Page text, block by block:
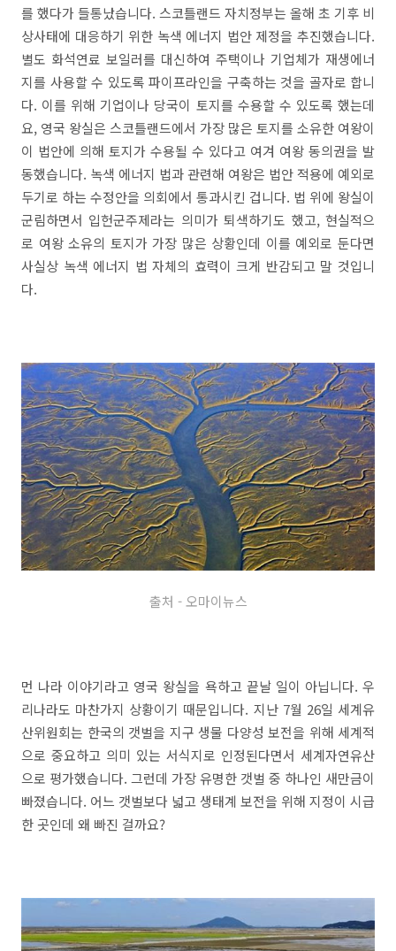
를 했다가 들통났습니다. 스코틀랜드 자치정부는 올해 초 기후 비
상사태에 대응하기 위한 녹색 에너지 법안 제정을 추진했습니다.
별도 화석연료 보일러를 대신하여 주택이나 기업체가 재생에너
지를 사용할 수 있도록 파이프라인을 구축하는 것을 골자로 합니
다. 이를 위해 기업이나 당국이 토지를 수용할 수 있도록 했는데
요, 영국 왕실은 스코틀랜드에서 가장 많은 토지를 소유한 여왕이
이 법안에 의해 토지가 수용될 수 있다고 여겨 여왕 동의권을 발
동했습니다. 녹색 에너지 법과 관련해 여왕은 법안 적용에 예외로
두기로 하는 수정안을 의회에서 통과시킨 겁니다. 법 위에 왕실이
군림하면서 입헌군주제라는 의미가 퇴색하기도 했고, 현실적으
로 여왕 소유의 토지가 가장 많은 상황인데 이를 예외로 둔다면
사실상 녹색 에너지 법 자체의 효력이 크게 반감되고 말 것입니
다.
출처 - 오마이뉴스
먼 나라 이야기라고 영국 왕실을 욕하고 끝날 일이 아닙니다. 우
리나라도 마찬가지 상황이기 때문입니다. 지난 7월 26일 세계유
산위원회는 한국의 갯벌을 지구 생물 다양성 보전을 위해 세계적
으로 중요하고 의미 있는 서식지로 인정된다면서 세계자연유산
으로 평가했습니다. 그런데 가장 유명한 갯벌 중 하나인 새만금이
빠졌습니다. 어느 갯벌보다 넓고 생태계 보전을 위해 지정이 시급
한 곳인데 왜 빠진 걸까요?